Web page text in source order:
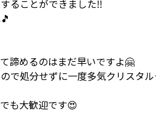
ることができました‼️
諦めるのはまだ早いですよ🤗
で処分せずに一度多気クリスタ
も大歓迎です😍